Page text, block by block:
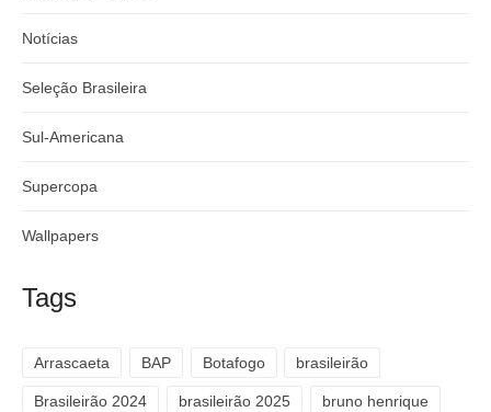
Notícias
Seleção Brasileira
Sul-Americana
Supercopa
Wallpapers
Tags
Arrascaeta BAP Botafogo brasileirão
Brasileirão 2024 brasileirão 2025 bruno henrique